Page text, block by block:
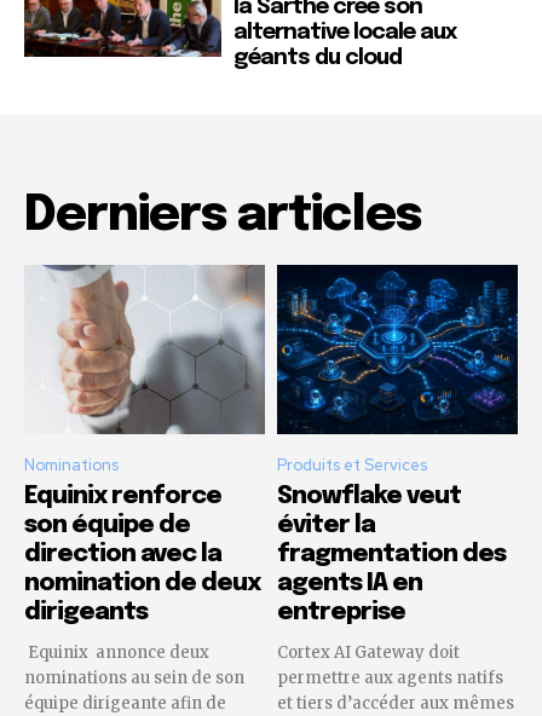
la Sarthe crée son
alternative locale aux
géants du cloud
Derniers articles
Nominations
Equinix renforce
son équipe de
direction avec la
nomination de deux
dirigeants
Equinix annonce deux
nominations au sein de son
équipe dirigeante afin de
Produits et Services
Snowflake veut
éviter la
fragmentation des
agents IA en
entreprise
Cortex AI Gateway doit
permettre aux agents natifs
et tiers d’accéder aux mêmes